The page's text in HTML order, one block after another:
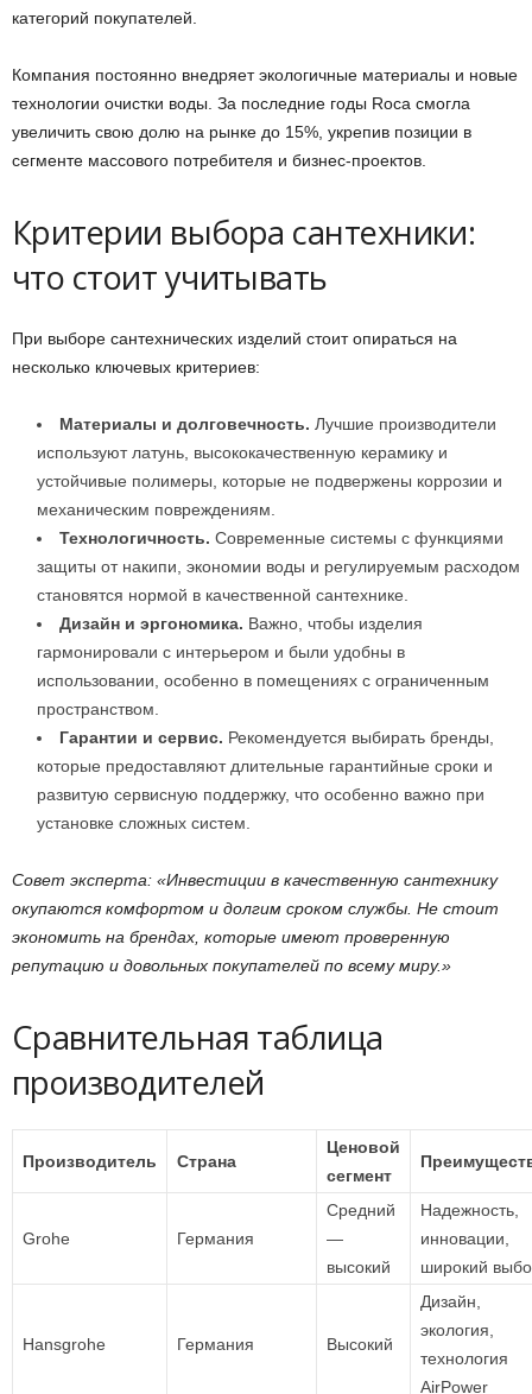
категорий покупателей.
Компания постоянно внедряет экологичные материалы и новые
технологии очистки воды. За последние годы Roca смогла
увеличить свою долю на рынке до 15%, укрепив позиции в
сегменте массового потребителя и бизнес-проектов.
Критерии выбора сантехники:
что стоит учитывать
При выборе сантехнических изделий стоит опираться на
несколько ключевых критериев:
Материалы и долговечность. Лучшие производители
используют латунь, высококачественную керамику и
устойчивые полимеры, которые не подвержены коррозии и
механическим повреждениям.
Технологичность. Современные системы с функциями
защиты от накипи, экономии воды и регулируемым расходом
становятся нормой в качественной сантехнике.
Дизайн и эргономика. Важно, чтобы изделия
гармонировали с интерьером и были удобны в
использовании, особенно в помещениях с ограниченным
пространством.
Гарантии и сервис. Рекомендуется выбирать бренды,
которые предоставляют длительные гарантийные сроки и
развитую сервисную поддержку, что особенно важно при
установке сложных систем.
Совет эксперта: «Инвестиции в качественную сантехнику
окупаются комфортом и долгим сроком службы. Не стоит
экономить на брендах, которые имеют проверенную
репутацию и довольных покупателей по всему миру.»
Сравнительная таблица
производителей
Производитель Страна
Ценовой
сегмент
Grohe Германия
Средний
—
высокий
Надежность,
инновации,
широкий
Hansgrohe Германия Высокий
Дизайн,
экология,
технология
AirPower